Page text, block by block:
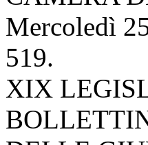
Mercoledì
519.
XIX